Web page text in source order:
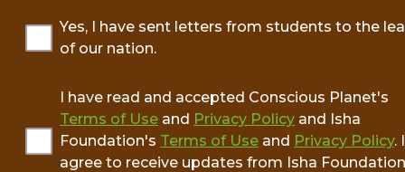
Yes, I have sent letters from students to the
of our nation.
I have read and accepted Conscious Planet's
Terms of Use and Privacy Policy and Isha
Foundation's Terms of Use and Privacy Policy. I
agree to receive updates from Isha